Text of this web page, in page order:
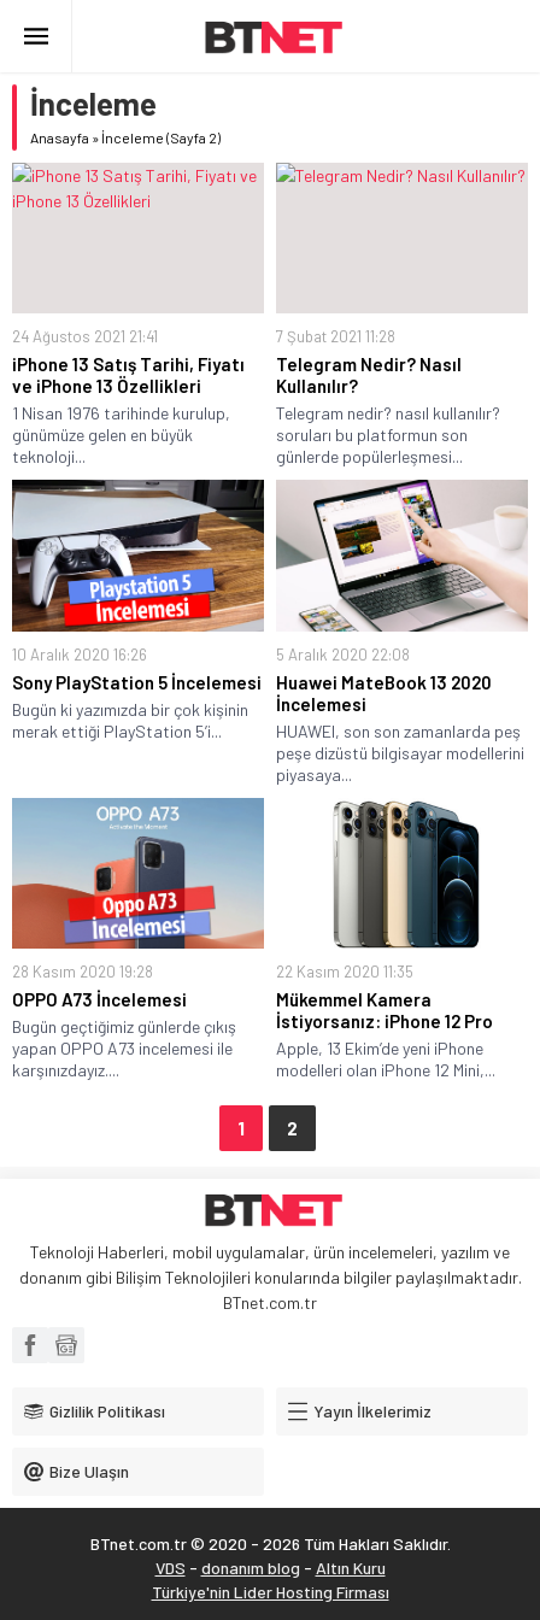
İnceleme
Anasayfa » İnceleme (Sayfa 2)
24 Ağustos 2021 21:41
iPhone 13 Satış Tarihi, Fiyatı
ve iPhone 13 Özellikleri
1 Nisan 1976 tarihinde kurulup,
günümüze gelen en büyük
teknoloji...
7 Şubat 2021 11:28
Telegram Nedir? Nasıl
Kullanılır?
Telegram nedir? nasıl kullanılır?
soruları bu platformun son
günlerde popülerleşmesi...
10 Aralık 2020 16:26
Sony PlayStation 5 İncelemesi
Bugün ki yazımızda bir çok kişinin
merak ettiği PlayStation 5’i...
5 Aralık 2020 22:08
Huawei MateBook 13 2020
İncelemesi
HUAWEI, son son zamanlarda peş
peşe dizüstü bilgisayar modellerini
piyasaya...
28 Kasım 2020 19:28
OPPO A73 İncelemesi
Bugün geçtiğimiz günlerde çıkış
yapan OPPO A73 incelemesi ile
karşınızdayız....
22 Kasım 2020 11:35
Mükemmel Kamera
İstiyorsanız: iPhone 12 Pro
Apple, 13 Ekim’de yeni iPhone
modelleri olan iPhone 12 Mini,...
1 2
Teknoloji Haberleri, mobil uygulamalar, ürün incelemeleri, yazılım ve
donanım gibi Bilişim Teknolojileri konularında bilgiler paylaşılmaktadır.
BTnet.com.tr
Gizlilik Politikası Yayın İlkelerimiz
Bize Ulaşın
BTnet.com.tr © 2020 - 2026 Tüm Hakları Saklıdır.
VDS - donanım blog - Altın Kuru
Türkiye'nin Lider Hosting Firması